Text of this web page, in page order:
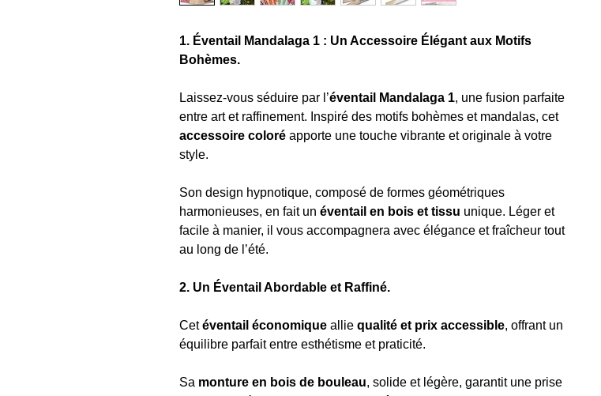
1. Éventail Mandalaga 1 : Un Accessoire Élégant aux Motifs
Bohèmes.
Laissez-vous séduire par l’éventail Mandalaga 1, une fusion parfaite
entre art et raffinement. Inspiré des motifs bohèmes et mandalas, cet
accessoire coloré apporte une touche vibrante et originale à votre
style.
Son design hypnotique, composé de formes géométriques
harmonieuses, en fait un éventail en bois et tissu unique. Léger et
facile à manier, il vous accompagnera avec élégance et fraîcheur tout
au long de l’été.
2. Un Éventail Abordable et Raffiné.
Cetéventail économique allie qualité et prix accessible, offrant un
équilibre parfait entre esthétisme et praticité.
Sa monture en bois de bouleau, solide et légère, garantit une prise